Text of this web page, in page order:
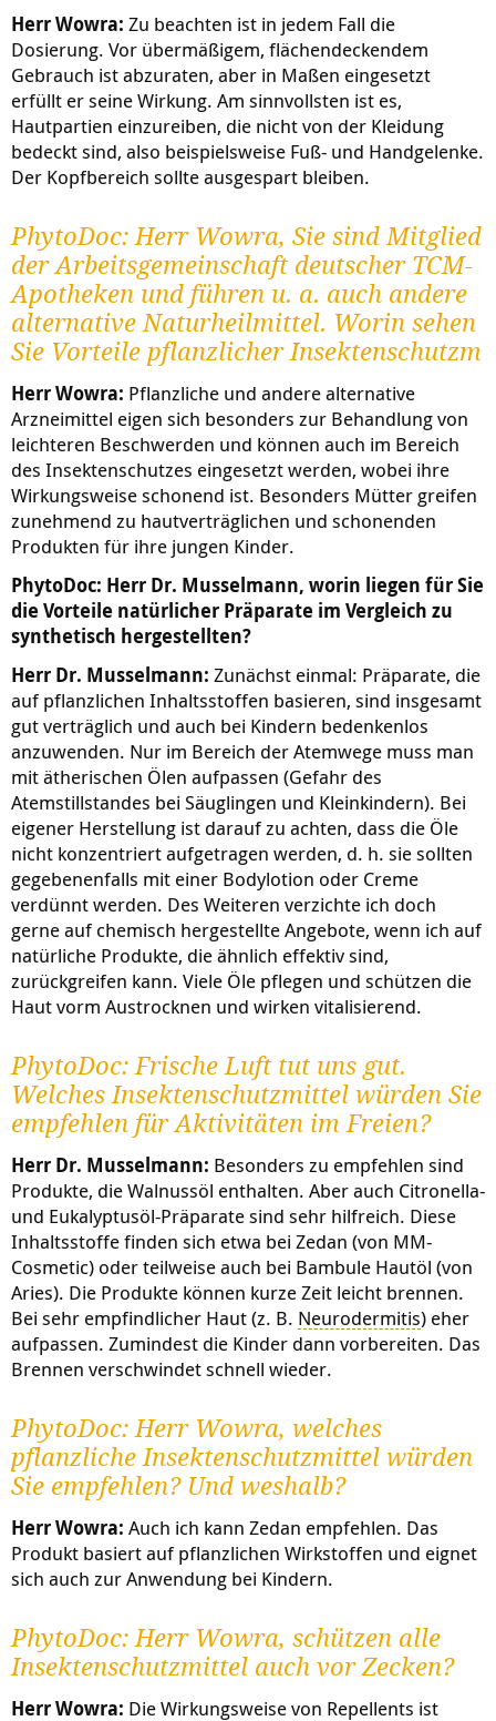
Herr Wowra: Zu beachten ist in jedem Fall die
Dosierung. Vor übermäßigem, flächendeckendem
Gebrauch ist abzuraten, aber in Maßen eingesetzt
erfüllt er seine Wirkung. Am sinnvollsten ist es,
Hautpartien einzureiben, die nicht von der Kleidung
bedeckt sind, also beispielsweise Fuß- und Handgelenke.
Der Kopfbereich sollte ausgespart bleiben.
PhytoDoc: Herr Wowra, Sie sind Mitglied
der Arbeitsgemeinschaft deutscher TCM-
Apotheken und führen u. a. auch andere
alternative Naturheilmittel. Worin sehen
Sie Vorteile pflanzlicher Insektenschutzm
Herr Wowra: Pflanzliche und andere alternative
Arzneimittel eigen sich besonders zur Behandlung von
leichteren Beschwerden und können auch im Bereich
des Insektenschutzes eingesetzt werden, wobei ihre
Wirkungsweise schonend ist. Besonders Mütter greifen
zunehmend zu hautverträglichen und schonenden
Produkten für ihre jungen Kinder.
PhytoDoc: Herr Dr. Musselmann, worin liegen für Sie
die Vorteile natürlicher Präparate im Vergleich zu
synthetisch hergestellten?
Herr Dr. Musselmann: Zunächst einmal: Präparate, die
auf pflanzlichen Inhaltsstoffen basieren, sind insgesamt
gut verträglich und auch bei Kindern bedenkenlos
anzuwenden. Nur im Bereich der Atemwege muss man
mit ätherischen Ölen aufpassen (Gefahr des
Atemstillstandes bei Säuglingen und Kleinkindern). Bei
eigener Herstellung ist darauf zu achten, dass die Öle
nicht konzentriert aufgetragen werden, d. h. sie sollten
gegebenenfalls mit einer Bodylotion oder Creme
verdünnt werden. Des Weiteren verzichte ich doch
gerne auf chemisch hergestellte Angebote, wenn ich auf
natürliche Produkte, die ähnlich effektiv sind,
zurückgreifen kann. Viele Öle pflegen und schützen die
Haut vorm Austrocknen und wirken vitalisierend.
PhytoDoc: Frische Luft tut uns gut.
Welches Insektenschutzmittel würden Sie
empfehlen für Aktivitäten im Freien?
Herr Dr. Musselmann: Besonders zu empfehlen sind
Produkte, die Walnussöl enthalten. Aber auch Citronella-
und Eukalyptusöl-Präparate sind sehr hilfreich. Diese
Inhaltsstoffe finden sich etwa bei Zedan (von MM-
Cosmetic) oder teilweise auch bei Bambule Hautöl (von
Aries). Die Produkte können kurze Zeit leicht brennen.
Bei sehr empfindlicher Haut (z. B. Neurodermitis) eher
aufpassen. Zumindest die Kinder dann vorbereiten. Das
Brennen verschwindet schnell wieder.
PhytoDoc: Herr Wowra, welches
pflanzliche Insektenschutzmittel würden
Sie empfehlen? Und weshalb?
Herr Wowra: Auch ich kann Zedan empfehlen. Das
Produkt basiert auf pflanzlichen Wirkstoffen und eignet
sich auch zur Anwendung bei Kindern.
PhytoDoc: Herr Wowra, schützen alle
Insektenschutzmittel auch vor Zecken?
Herr Wowra: Die Wirkungsweise von Repellents ist